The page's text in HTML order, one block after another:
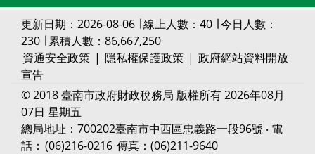
更新日期：2026-08-06 ∣ 線上人數：40 ∣ 今日人數：
230 ∣ 累積人數：86,667,250
資通安全政策 | 隱私權保護政策 | 政府網站資料開放
宣告
© 2018 臺南市政府財政稅務局 版權所有 2026年08月
07日 星期五
總局地址：700202臺南市中西區忠義路一段96號 ‧ 電
話： (06)216-0216 傳真：(06)211-9640